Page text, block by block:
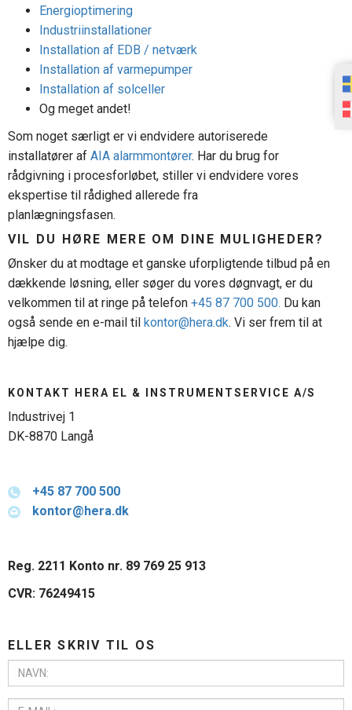
Energioptimering
Industriinstallationer
Installation af EDB / netværk
Installation af varmepumper
Installation af solceller
Og meget andet!
Som noget særligt er vi endvidere autoriserede
installatører af AIA alarmmontører. Har du brug for
rådgivning i procesforløbet, stiller vi endvidere vores
ekspertise til rådighed allerede fra
planlægningsfasen.
VIL DU HØRE MERE OM DINE MULIGHEDER?
Ønsker du at modtage et ganske uforpligtende tilbud på en
dækkende løsning, eller søger du vores døgnvagt, er du
velkommen til at ringe på telefon +45 87 700 500. Du kan
også sende en e-mail til kontor@hera.dk. Vi ser frem til at
hjælpe dig.
KONTAKT HERA EL & INSTRUMENTSERVICE A/S
Industrivej 1
DK-8870 Langå
+45 87 700 500
kontor@hera.dk
Reg. 2211 Konto nr. 89 769 25 913
CVR: 76249415
ELLER SKRIV TIL OS